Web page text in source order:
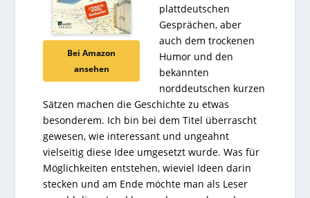
Bei Amazon
ansehen
plattdeutschen
Gesprächen, aber
auch dem trockenen
Humor und den
bekannten
norddeutschen kurzen
Sätzen machen die Geschichte zu etwas
besonderem. Ich bin bei dem Titel überrascht
gewesen, wie interessant und ungeahnt
vielseitig diese Idee umgesetzt wurde. Was für
Möglichkeiten entstehen, wieviel Ideen darin
stecken und am Ende möchte man als Leser